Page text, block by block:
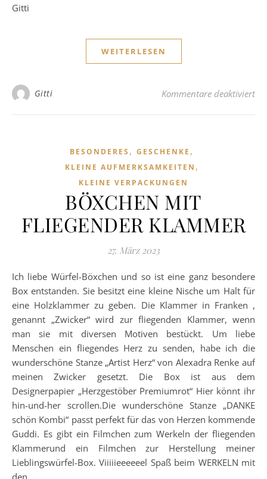
Gitti
WEITERLESEN
Gitti Kommentare deaktiviertfür
BESONDERES , GESCHENKE ,
KLEINE AUFMERKSAMKEITEN ,
KLEINE VERPACKUNGEN
BÖXCHEN MIT
FLIEGENDER KLAMMER
27. März 2023
Ich liebe Würfel-Böxchen und so ist eine ganz besondere
Box entstanden. Sie besitzt eine kleine Nische um Halt für
eine Holzklammer zu geben. Die Klammer in Franken ,
genannt „Zwicker“ wird zur fliegenden Klammer, wenn
man sie mit diversen Motiven bestückt. Um liebe
Menschen ein fliegendes Herz zu senden, habe ich die
wunderschöne Stanze „Artist Herz“ von Alexadra Renke auf
meinen Zwicker gesetzt. Die Box ist aus dem
Designerpapier „Herzgestöber Premiumrot“ Hier könnt ihr
hin-und-her scrollen.Die wunderschöne Stanze „DANKE
schön Kombi“ passt perfekt für das von Herzen kommende
Guddi. Es gibt ein Filmchen zum Werkeln der fliegenden
Klammerund ein Filmchen zur Herstellung meiner
Lieblingswürfel-Box. Viiiiieeeeeel Spaß beim WERKELN mit
den…